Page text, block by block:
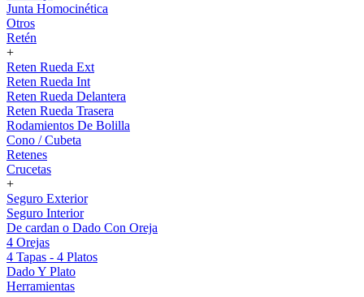
Junta Homocinética
Otros
Retén
+
Reten Rueda Ext
Reten Rueda Int
Reten Rueda Delantera
Reten Rueda Trasera
Rodamientos De Bolilla
Cono / Cubeta
Retenes
Crucetas
+
Seguro Exterior
Seguro Interior
De cardan o Dado Con Oreja
4 Orejas
4 Tapas - 4 Platos
Dado Y Plato
Herramientas